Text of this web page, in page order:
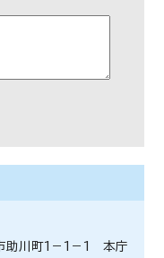
助川町1－1－1 本庁